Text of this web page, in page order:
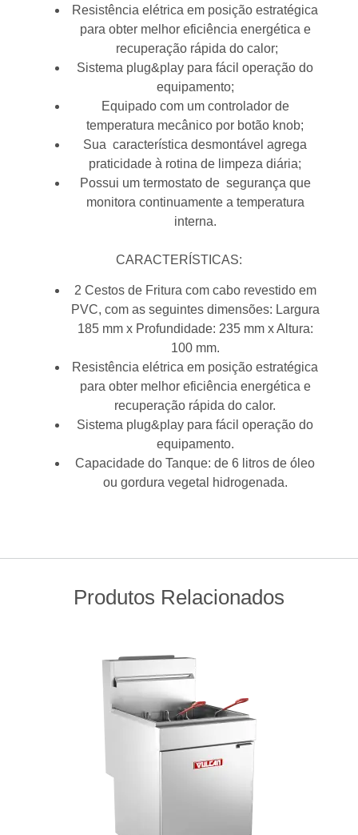
Resistência elétrica em posição estratégica
para obter melhor eficiência energética e
recuperação rápida do calor;
Sistema plug&play para fácil operação do
equipamento;
Equipado com um controlador de
temperatura mecânico por botão knob;
Sua característica desmontável agrega
praticidade à rotina de limpeza diária;
Possui um termostato de segurança que
monitora continuamente a temperatura
interna.
CARACTERÍSTICAS:
2 Cestos de Fritura com cabo revestido em
PVC, com as seguintes dimensões: Largura
185 mm x Profundidade: 235 mm x Altura:
100 mm.
Resistência elétrica em posição estratégica
para obter melhor eficiência energética e
recuperação rápida do calor.
Sistema plug&play para fácil operação do
equipamento.
Capacidade do Tanque: de 6 litros de óleo
ou gordura vegetal hidrogenada.
Produtos Relacionados